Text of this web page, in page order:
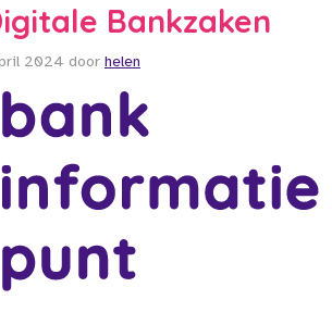
Bankzaken
2024 door helen